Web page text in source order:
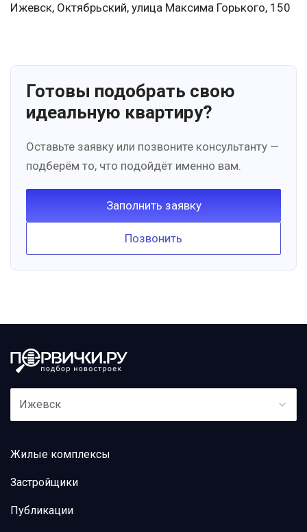
Ижевск, Октябрьский, улица Максима Горького, 150
Готовы подобрать свою
идеальную квартиру?
Оставьте заявку или позвоните консультанту —
подберём то, что подойдёт именно вам.
Заполнить заявку
Позвонить
Ижевск
Жилые комплексы
Застройщики
Публикации